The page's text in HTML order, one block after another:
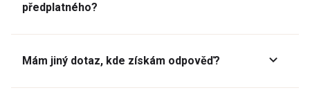
předplatného?
Mám jiný dotaz, kde získám odpověď?